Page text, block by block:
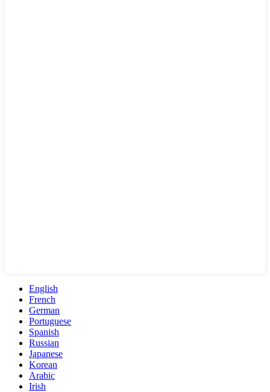
English
French
German
Portuguese
Spanish
Russian
Japanese
Korean
Arabic
Irish